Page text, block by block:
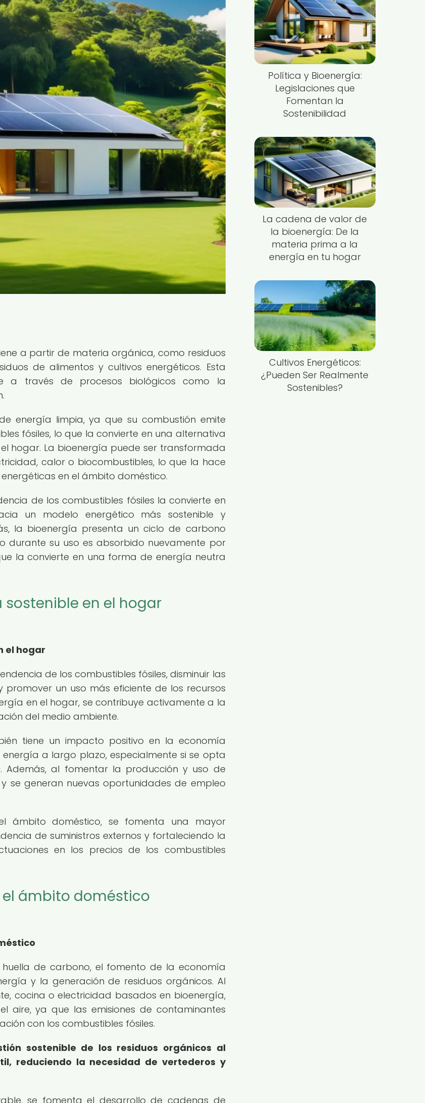
a partir de materia orgánica, como residuos
de alimentos y cultivos energéticos. Esta
a través de procesos biológicos como la
energía limpia, ya que su combustión emite
fósiles, lo que la convierte en una alternativa
hogar. La bioenergía puede ser transformada
calor o biocombustibles, lo que la hace
en el ámbito doméstico.
de los combustibles fósiles la convierte en
un modelo energético más sostenible y
la bioenergía presenta un ciclo de carbono
durante su uso es absorbido nuevamente por
la convierte en una forma de energía neutra
en el hogar
el hogar
de los combustibles fósiles, disminuir las
un uso más eficiente de los recursos
en el hogar, se contribuye activamente a la
del medio ambiente.
tiene un impacto positivo en la economía
a largo plazo, especialmente si se opta
al fomentar la producción y uso de
se generan nuevas oportunidades de empleo
ámbito doméstico, se fomenta una mayor
de suministros externos y fortaleciendo la
en los precios de los combustibles
ámbito doméstico
de carbono, el fomento de la economía
y la generación de residuos orgánicos. Al
cocina o electricidad basados en bioenergía,
ya que las emisiones de contaminantes
con los combustibles fósiles.
sostenible de los residuos orgánicos al
reduciendo la necesidad de vertederos y
se fomenta el desarrollo de cadenas de
Política y Bioenergía:
Legislaciones que
Fomentan la
Sostenibilidad
La cadena de valor de
la bioenergía: De la
materia prima a la
energía en tu hogar
Cultivos Energéticos:
¿Pueden Ser Realmente
Sostenibles?